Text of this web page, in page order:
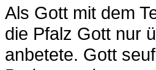
Als Gott mit dem
die Pfalz Gott nur
anbetete. Gott